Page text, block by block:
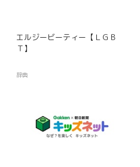
エルジービーティー【ＬＧＢ
Ｔ】
辞典